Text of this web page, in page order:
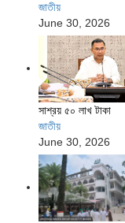
জাতীয়
June 30, 2026
সাশ্রয় ৫০ লাখ টাকা
জাতীয়
June 30, 2026